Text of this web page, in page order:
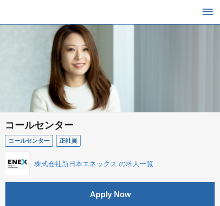
コールセンター
コールセンター 正社員
株式会社新日本エネックス の求人一覧
Apply Now